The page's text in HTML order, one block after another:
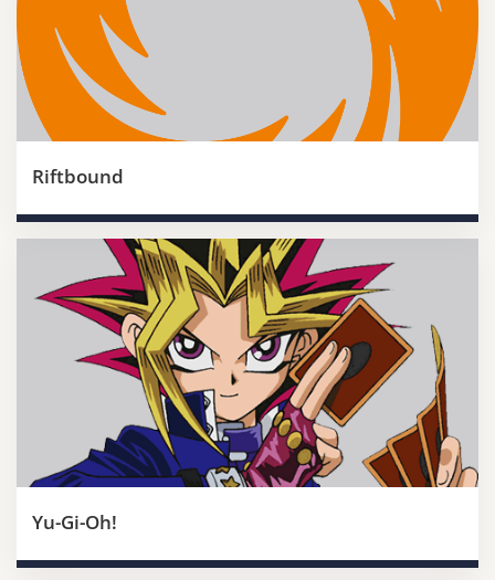
Riftbound
Yu-Gi-Oh!